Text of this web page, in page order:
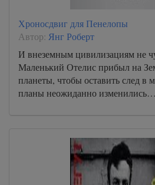
Хроносдвиг для Пенелопы
Автор: Янг Роберт
И внеземным цивилизациям не
Маленький Отелис прибыл на
планеты, чтобы оставить след в
планы неожиданно изменились…